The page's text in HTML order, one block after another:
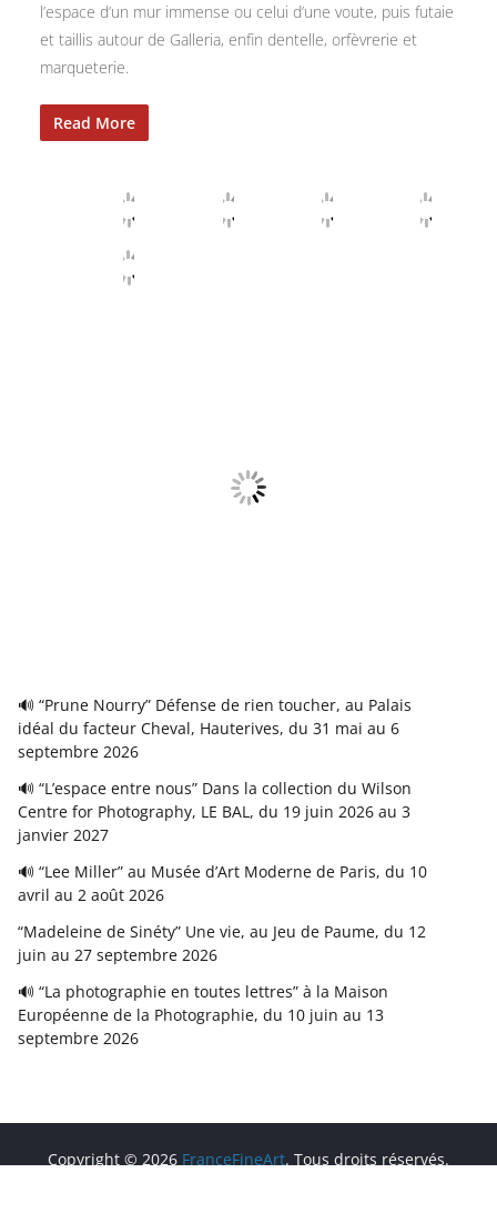
l’espace d’un mur immense ou celui d’une voute, puis futaie
et taillis autour de Galleria, enfin dentelle, orfèvrerie et
marqueterie.
Read More
🔊 “Prune Nourry” Défense de rien toucher, au Palais
idéal du facteur Cheval, Hauterives, du 31 mai au 6
septembre 2026
🔊 “L’espace entre nous” Dans la collection du Wilson
Centre for Photography, LE BAL, du 19 juin 2026 au 3
janvier 2027
🔊 “Lee Miller” au Musée d’Art Moderne de Paris, du 10
avril au 2 août 2026
“Madeleine de Sinéty” Une vie, au Jeu de Paume, du 12
juin au 27 septembre 2026
🔊 “La photographie en toutes lettres” à la Maison
Européenne de la Photographie, du 10 juin au 13
septembre 2026
Copyright © 2026 FranceFineArt. Tous droits réservés.